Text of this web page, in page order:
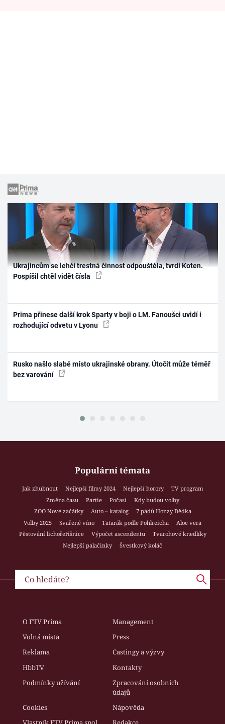
Ukrajincům se lehčí trestná činnost odpouštěla, tvrdí Koten.
Pospíšil chtěl vidět čísla
Prima přinese další krok Sparty v boji o LM. Fanoušci uvidí i
rozhodující odvetu v Lyonu
Rusko našlo slabé místo ukrajinské obrany. Útočit může téměř
bez varování
Populární témata
Jak zhubnout Nejlepší filmy 2024 Nejlepší horory
TV program
Změna času
Partie Počasí
Kdy budou volby
ZOO Nové začátky
Auto – katalog
7 pádů Honzy Dědka
Volby 2025
Svařené víno Tatarák podle Pohlreicha
Aloe vera
Pěstování lichořeřišnice
Výpočet ascendentu
Tvarohové knedlíky
Nejlepší palačinky
Švestkový koláč
O FTV Prima
Management
Volná místa
Press
Reklama
Castingy a výzvy
HbbTV
Kontakty
Podmínky užívání
Zpracování osobních
údajů
Cookies
Nápověda